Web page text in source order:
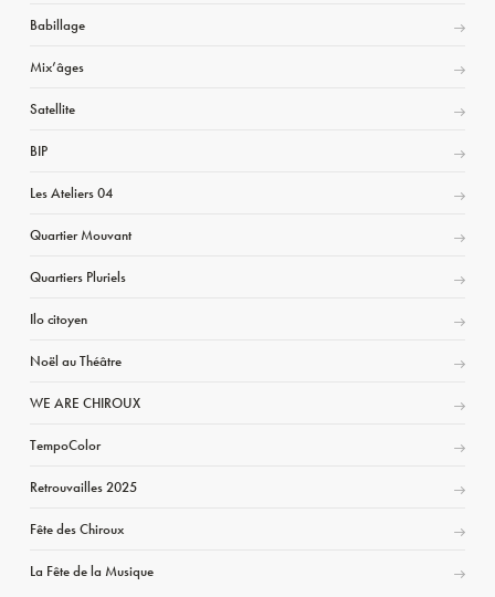
Babillage
Mix’âges
Satellite
BIP
Les Ateliers 04
Quartier Mouvant
Quartiers Pluriels
Ilo citoyen
Noël au Théâtre
WE ARE CHIROUX
TempoColor
Retrouvailles 2025
Fête des Chiroux
La Fête de la Musique